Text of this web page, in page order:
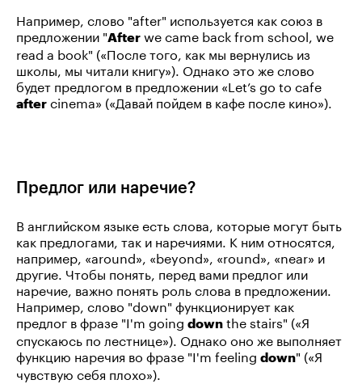
Например, слово "after" используется как союз в
предложении "After we came back from school, we
read a book" («После того, как мы вернулись из
школы, мы читали книгу»). Однако это же слово
будет предлогом в предложении «Let’s go to cafe
after cinema» («Давай пойдем в кафе после кино»).
Предлог или наречие?
В английском языке есть слова, которые могут быть
как предлогами, так и наречиями. К ним относятся,
например, «around», «beyond», «round», «near» и
другие. Чтобы понять, перед вами предлог или
наречие, важно понять роль слова в предложении.
Например, слово "down" функционирует как
предлог в фразе "I'm goingdown the stairs" («Я
спускаюсь по лестнице»). Однако оно же выполняет
функцию наречия во фразе "I'm feeling down" («Я
чувствую себя плохо»).